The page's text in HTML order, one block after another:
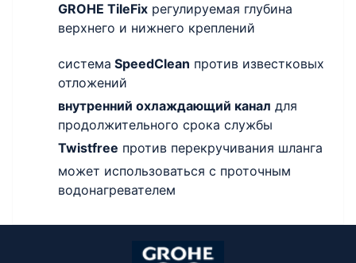
GROHE TileFix регулируемая глубина
верхнего и нижнего креплений
система SpeedClean против известковых
отложений
внутренний охлаждающий канал для
продолжительного срока службы
Twistfree против перекручивания шланга
может использоваться с проточным
водонагревателем